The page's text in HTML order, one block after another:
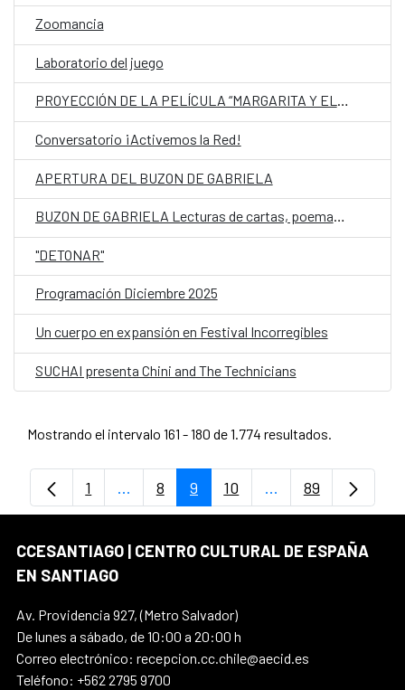
Zoomancia
Laboratorio del juego
PROYECCIÓN DE LA PELÍCULA “MARGARITA Y EL LOBO”
Conversatorio ¡Activemos la Red!
APERTURA DEL BUZON DE GABRIELA
BUZON DE GABRIELA Lecturas de cartas, poemas y música
"DETONAR"
Programación Diciembre 2025
Un cuerpo en expansión en Festival Incorregibles
SUCHAI presenta Chini and The Technicians
Mostrando el intervalo 161 - 180 de 1.774 resultados.
Página
1 ...Páginas intermedias Use TAB para
Página
8 Página
9 Página
10 ...PáginasPágina
89
CCESANTIAGO | CENTRO CULTURAL DE ESPAÑA
EN SANTIAGO
Av. Providencia 927, (Metro Salvador)
De lunes a sábado, de 10:00 a 20:00 h
Correo electrónico: recepcion.cc.chile@aecid.es
Teléfono: +562 2795 9700